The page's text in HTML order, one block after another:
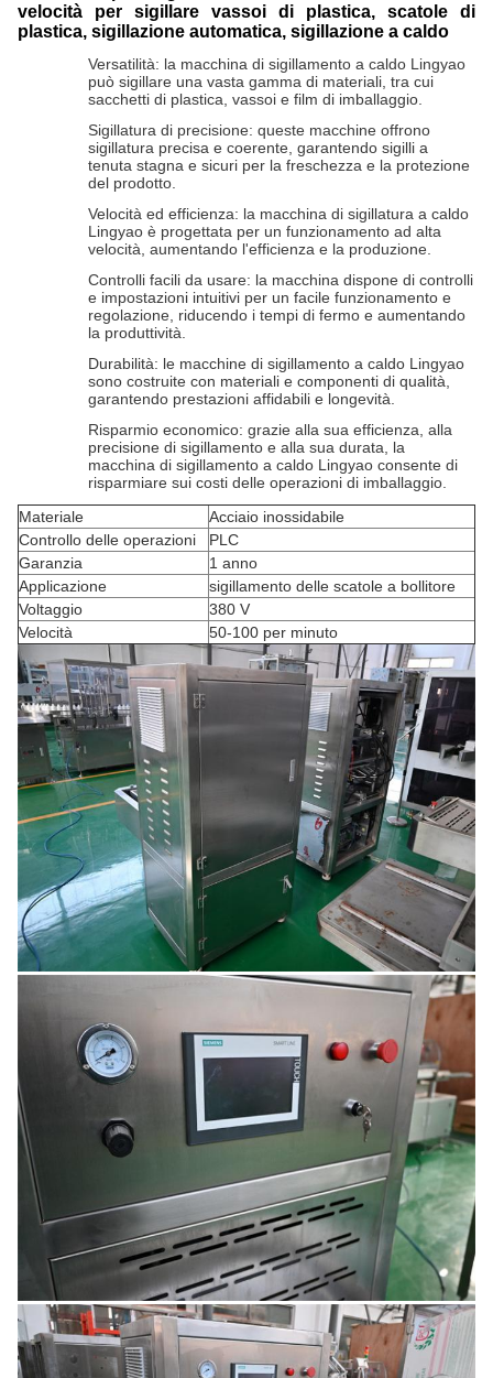
velocità per sigillare vassoi di plastica, scatole di
plastica, sigillazione automatica, sigillazione a caldo
Versatilità: la macchina di sigillamento a caldo Lingyao
può sigillare una vasta gamma di materiali, tra cui
sacchetti di plastica, vassoi e film di imballaggio.
Sigillatura di precisione: queste macchine offrono
sigillatura precisa e coerente, garantendo sigilli a
tenuta stagna e sicuri per la freschezza e la protezione
del prodotto.
Velocità ed efficienza: la macchina di sigillatura a caldo
Lingyao è progettata per un funzionamento ad alta
velocità, aumentando l'efficienza e la produzione.
Controlli facili da usare: la macchina dispone di controlli
e impostazioni intuitivi per un facile funzionamento e
regolazione, riducendo i tempi di fermo e aumentando
la produttività.
Durabilità: le macchine di sigillamento a caldo Lingyao
sono costruite con materiali e componenti di qualità,
garantendo prestazioni affidabili e longevità.
Risparmio economico: grazie alla sua efficienza, alla
precisione di sigillamento e alla sua durata, la
macchina di sigillamento a caldo Lingyao consente di
risparmiare sui costi delle operazioni di imballaggio.
Materiale
Acciaio inossidabile
Controllo delle operazioni
PLC
Garanzia
1 anno
Applicazione
sigillamento delle scatole a bollitore
Voltaggio
380 V
Velocità
50-100 per minuto